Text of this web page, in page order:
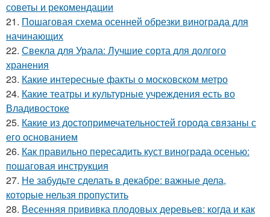
советы и рекомендации
21. Пошаговая схема осенней обрезки винограда для
начинающих
22. Свекла для Урала: Лучшие сорта для долгого
хранения
23. Какие интересные факты о московском метро
24. Какие театры и культурные учреждения есть во
Владивостоке
25. Какие из достопримечательностей города связаны с
его основанием
26. Как правильно пересадить куст винограда осенью:
пошаговая инструкция
27. Не забудьте сделать в декабре: важные дела,
которые нельзя пропустить
28. Весенняя прививка плодовых деревьев: когда и как